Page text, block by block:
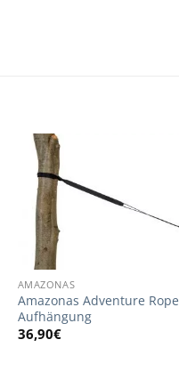
AMAZONAS
Amazonas Adventure Rope
Aufhängung
36,90€